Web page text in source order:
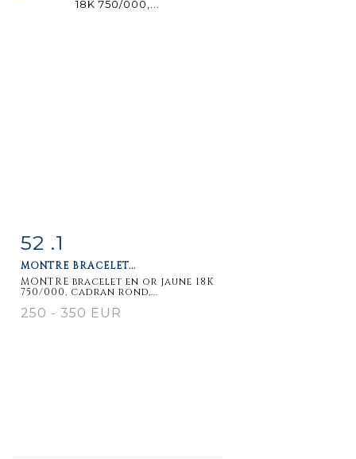
Item detail
52 .1
MONTRE BRACELET...
MONTRE bracelet en or jaune 18K
750/000, cadran rond,...
250 - 350 EUR